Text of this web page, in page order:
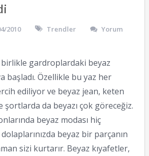
2010 Trendler
Yorum
birlikle gardroplardaki beyaz
başladı. Özellikle bu yaz her
ediliyor ve beyaz jean, keten
da beyazı çok göreceğiz.
beyaz modası hiç
beyaz bir parçanın
sizi kurtarır. Beyaz kıyafetler,